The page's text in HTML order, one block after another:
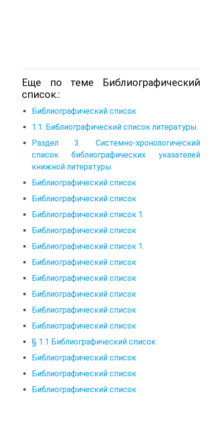
Еще по теме Библиографический
список.:
Библиографический список
1.1. Библиографический список литературы.
Раздел 3. Системно-хронологический
список библиографических указателей
книжной литературы
Библиографический список
Библиографический список
Библиографический список 1.
Библиографический список
Библиографический список 1.
Библиографический список
Библиографический список
Библиографический список
Библиографический список
Библиографический список
§ 1.1 Библиографический список
Библиографический список
Библиографический список
Библиографический список